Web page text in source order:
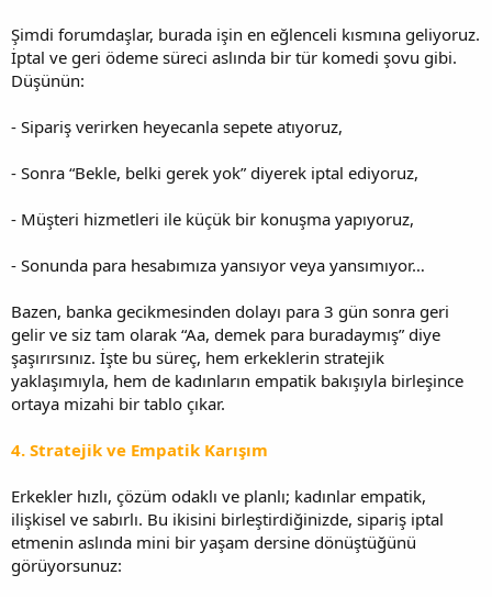
Şimdi forumdaşlar, burada işin en eğlenceli kısmına geliyoruz.
İptal ve geri ödeme süreci aslında bir tür komedi şovu gibi.
Düşünün:
- Sipariş verirken heyecanla sepete atıyoruz,
- Sonra “Bekle, belki gerek yok” diyerek iptal ediyoruz,
- Müşteri hizmetleri ile küçük bir konuşma yapıyoruz,
- Sonunda para hesabımıza yansıyor veya yansımıyor…
Bazen, banka gecikmesinden dolayı para 3 gün sonra geri
gelir ve siz tam olarak “Aa, demek para buradaymış” diye
şaşırırsınız. İşte bu süreç, hem erkeklerin stratejik
yaklaşımıyla, hem de kadınların empatik bakışıyla birleşince
ortaya mizahi bir tablo çıkar.
4. Stratejik ve Empatik Karışım
Erkekler hızlı, çözüm odaklı ve planlı; kadınlar empatik,
ilişkisel ve sabırlı. Bu ikisini birleştirdiğinizde, sipariş iptal
etmenin aslında mini bir yaşam dersine dönüştüğünü
görüyorsunuz: